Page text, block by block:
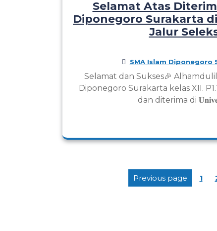
Selamat Atas
Diponegoro Surakarta
Jalur
SMA Islam Diponegoro
Selamat dan Sukses🎉
Diponegoro Surakarta kelas XII.
dan diterima di
Previous page 1